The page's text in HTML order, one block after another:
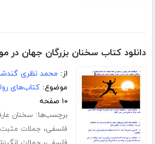
دانلود کتاب سخنان بزرگان جھان در
از: محمد نظری
موضوع:کتاب‌های
۱۰ صفحه
برچسب‌ها: سخنان
فلسفی، جملات مثبت